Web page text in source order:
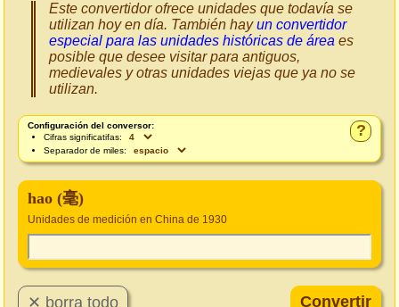
Este convertidor ofrece unidades que todavía se
utilizan hoy en día. También hayun convertidor
especial para las unidades históricas de área es
posible que desee visitar para antiguos,
medievales y otras unidades viejas que ya no se
utilizan.
?
Configuración del conversor:
Cifras significatifas:
Separador de miles:
hao (毫)
Unidades de medición en China de 1930